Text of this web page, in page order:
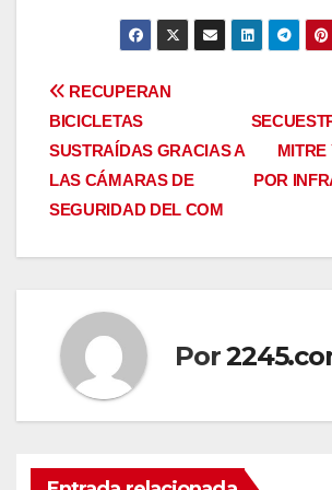
Navegación
de
entradas
MITRE
POR
RECUPERAN
BICICLETAS
SUSTRAÍDAS GRACIAS A
LAS CÁMARAS DE
SEGURIDAD DEL COM
Por